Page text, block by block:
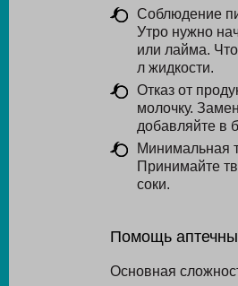
Соблюдение
Утро нужно
или лайма.
л жидкости.
Отказ от
молочку.
добавляйте в
Минимальная
Принимайте
соки.
Помощь
Основная